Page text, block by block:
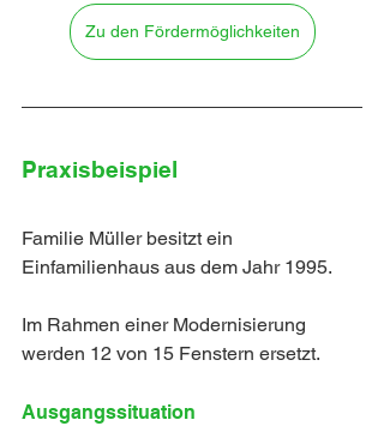
Zu den Fördermöglichkeiten
Praxisbeispiel
Familie Müller besitzt ein
Einfamilienhaus aus dem Jahr 1995.
Im Rahmen einer Modernisierung
werden 12 von 15 Fenstern ersetzt.
Ausgangssituation